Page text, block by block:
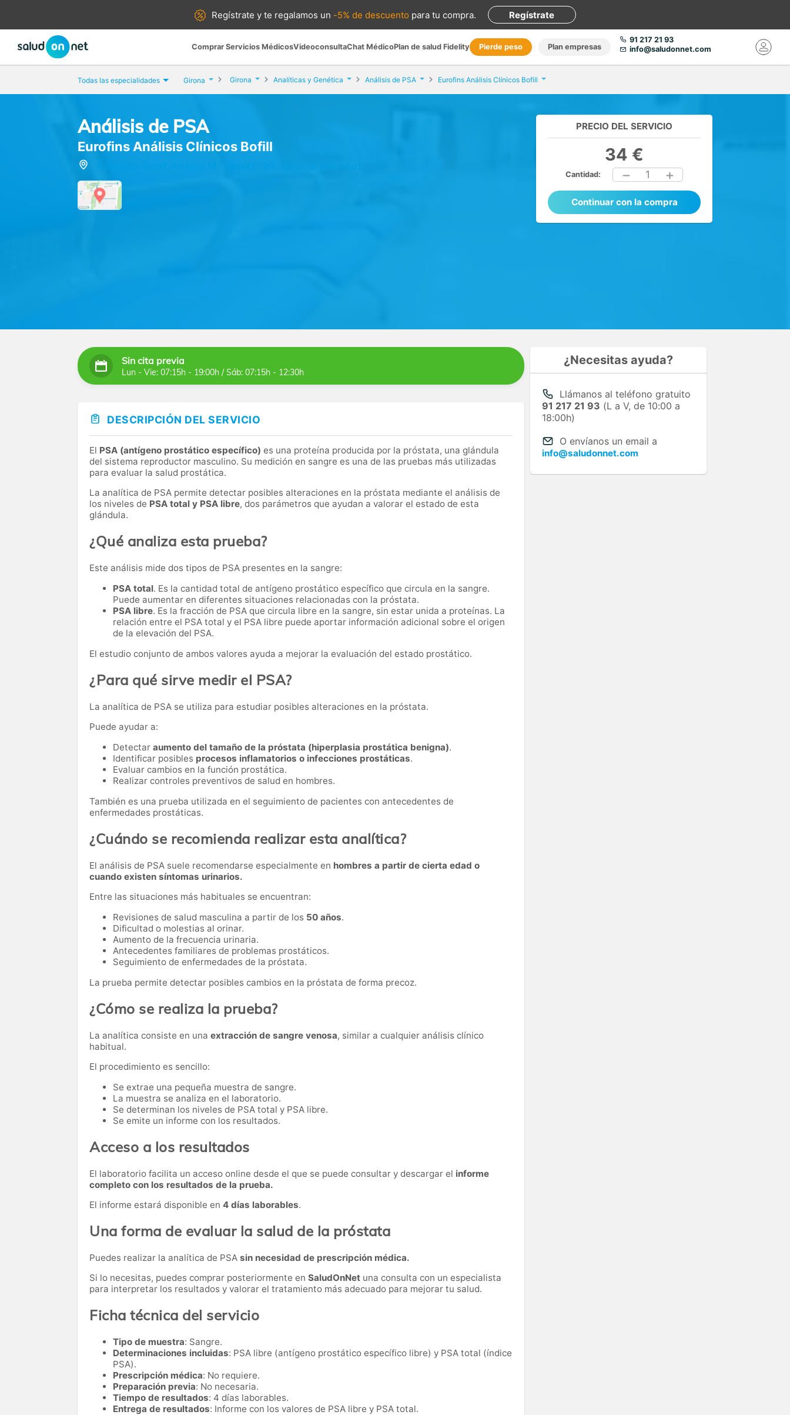
Regístrate yte regalamos un -5% de descuento para tu compra. Regístrate
Comprar Servicios MédicosVideoconsultaChat MédicoPlan de salud Fidelity Pierde peso Plan empresas
91 217 21 93
info@saludonnet.com
Todas las especialidades Girona Girona Analíticas y Genética Análisis de PSA Eurofins Análisis Clínicos Bofill
Análisis de PSA
Eurofins Análisis Clínicos Bofill
PRECIO DEL SERVICIO
34 €
Cantidad: 1
Continuar con la compra
Sin cita previa
Lun - Vie: 07:15h - 19:00h / Sáb: 07:15h - 12:30h
DESCRIPCIÓN DEL SERVICIO
El PSA (antígeno prostático específico) es una proteína producida por la próstata, una glándula
del sistema reproductor masculino. Su medición en sangre es una de las pruebas más utilizadas
para evaluar la salud prostática.
La analítica de PSA permite detectar posibles alteraciones en la próstata mediante el análisis de
los niveles de PSA total y PSA libre, dos parámetros que ayudan a valorar el estado de esta
glándula.
¿Qué analiza esta prueba?
Este análisis mide dos tipos de PSA presentes en la sangre:
PSA total. Es la cantidad total de antígeno prostático específico que circula en la sangre.
Puede aumentar en diferentes situaciones relacionadas con la próstata.
PSA libre. Es la fracción de PSA que circula libre en la sangre, sin estar unida a proteínas. La
relación entre el PSA total y el PSA libre puede aportar información adicional sobre el origen
de la elevación del PSA.
El estudio conjunto de ambos valores ayuda a mejorar la evaluación del estado prostático.
¿Para qué sirve medir el PSA?
La analítica de PSA se utiliza para estudiar posibles alteraciones en la próstata.
Puede ayudar a:
Detectar aumento del tamaño de la próstata (hiperplasia prostática benigna).
Identificar posibles procesos inflamatorios o infecciones prostáticas.
Evaluar cambios en la función prostática.
Realizar controles preventivos de salud en hombres.
También es una prueba utilizada en el seguimiento de pacientes con antecedentes de
enfermedades prostáticas.
¿Cuándo se recomienda realizar esta analítica?
El análisis de PSA suele recomendarse especialmente en hombres a partir de cierta edad o
cuando existen síntomas urinarios.
Entre las situaciones más habituales se encuentran:
Revisiones de salud masculina a partir de los 50 años.
Dificultad o molestias al orinar.
Aumento de la frecuencia urinaria.
Antecedentes familiares de problemas prostáticos.
Seguimiento de enfermedades de la próstata.
La prueba permite detectar posibles cambios en la próstata de forma precoz.
¿Cómo se realiza la prueba?
La analítica consiste en una extracción de sangre venosa, similar a cualquier análisis clínico
habitual.
El procedimiento es sencillo:
Se extrae una pequeña muestra de sangre.
La muestra se analiza en el laboratorio.
Se determinan los niveles de PSA total y PSA libre.
Se emite un informe con los resultados.
Acceso a los resultados
El laboratorio facilita un acceso online desde el que se puede consultar y descargar el informe
completo con los resultados de la prueba.
El informe estará disponible en 4 días laborables.
Una forma de evaluar la salud de la próstata
Puedes realizar la analítica de PSA sin necesidad de prescripción médica.
Si lo necesitas, puedes comprar posteriormente en SaludOnNet una consulta con un especialista
para interpretar los resultados y valorar el tratamiento más adecuado para mejorar tu salud.
Ficha técnica del servicio
Tipo de muestra: Sangre.
Determinaciones incluidas: PSA libre (antígeno prostático específico libre) y PSA total (índice
PSA).
Prescripción médica: No requiere.
Preparación previa: No necesaria.
Tiempo de resultados: 4 días laborables.
Entrega de resultados: Informe con los valores de PSA libre y PSA total.
¿Necesitas ayuda?
Llámanos al teléfono gratuito
91 217 21 93 (L a V, de 10:00 a
18:00h)
O envíanos un email a
info@saludonnet.com